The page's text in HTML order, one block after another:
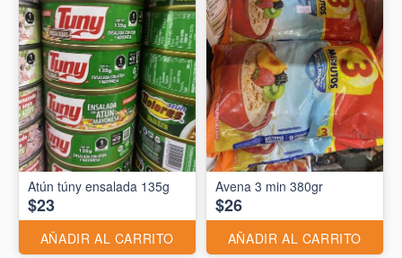
Atún túny ensalada 135g
$23
AÑADIR AL CARRITO
Avena 3 min 380gr
$26
AÑADIR AL CARRITO